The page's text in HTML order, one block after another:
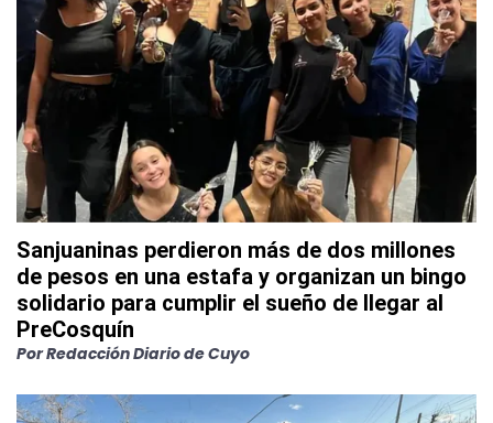
Sanjuaninas perdieron más de dos millones
de pesos en una estafa y organizan un bingo
solidario para cumplir el sueño de llegar al
PreCosquín
PorRedacción Diario de Cuyo